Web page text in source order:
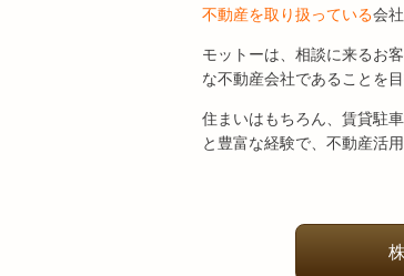
不動産を取り扱っている会社
モットーは、相談に来るお
な不動産会社であることを目
住まいはもちろん、賃貸駐
と豊富な経験で、不動産活